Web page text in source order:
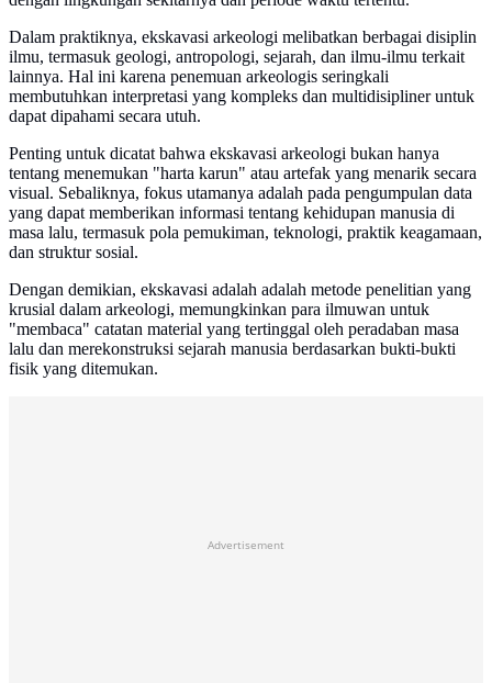
Dalam praktiknya, ekskavasi arkeologi melibatkan berbagai disiplin
ilmu, termasuk geologi, antropologi, sejarah, dan ilmu-ilmu terkait
lainnya. Hal ini karena penemuan arkeologis seringkali
membutuhkan interpretasi yang kompleks dan multidisipliner untuk
dapat dipahami secara utuh.
Penting untuk dicatat bahwa ekskavasi arkeologi bukan hanya
tentang menemukan "harta karun" atau artefak yang menarik secara
visual. Sebaliknya, fokus utamanya adalah pada pengumpulan data
yang dapat memberikan informasi tentang kehidupan manusia di
masa lalu, termasuk pola pemukiman, teknologi, praktik keagamaan,
dan struktur sosial.
Dengan demikian, ekskavasi adalah adalah metode penelitian yang
krusial dalam arkeologi, memungkinkan para ilmuwan untuk
"membaca" catatan material yang tertinggal oleh peradaban masa
lalu dan merekonstruksi sejarah manusia berdasarkan bukti-bukti
fisik yang ditemukan.
Advertisement